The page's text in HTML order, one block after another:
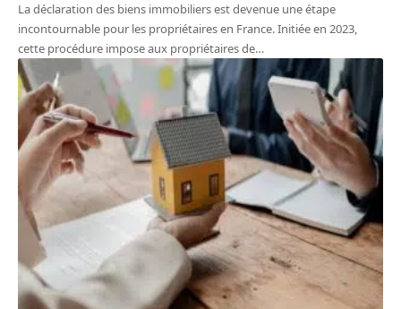
La déclaration des biens immobiliers est devenue une étape
incontournable pour les propriétaires en France. Initiée en 2023,
cette procédure impose aux propriétaires de…